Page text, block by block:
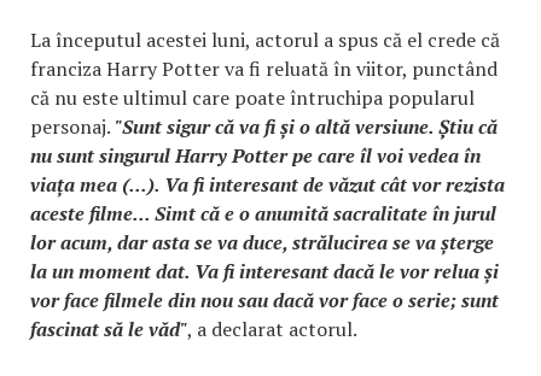
La începutul acestei luni, actorul a spus că el crede că
franciza Harry Potter va fi reluată în viitor, punctând
că nu este ultimul care poate întruchipa popularul
personaj. "Sunt sigur că va fi și o altă versiune. Știu că
nu sunt singurul Harry Potter pe care îl voi vedea în
viața mea (...). Va fi interesant de văzut cât vor rezista
aceste filme... Simt că e o anumită sacralitate în jurul
lor acum, dar asta se va duce, strălucirea se va șterge
la un moment dat. Va fi interesant dacă le vor relua și
vor face filmele din nou sau dacă vor face o serie; sunt
fascinat să le văd", a declarat actorul.